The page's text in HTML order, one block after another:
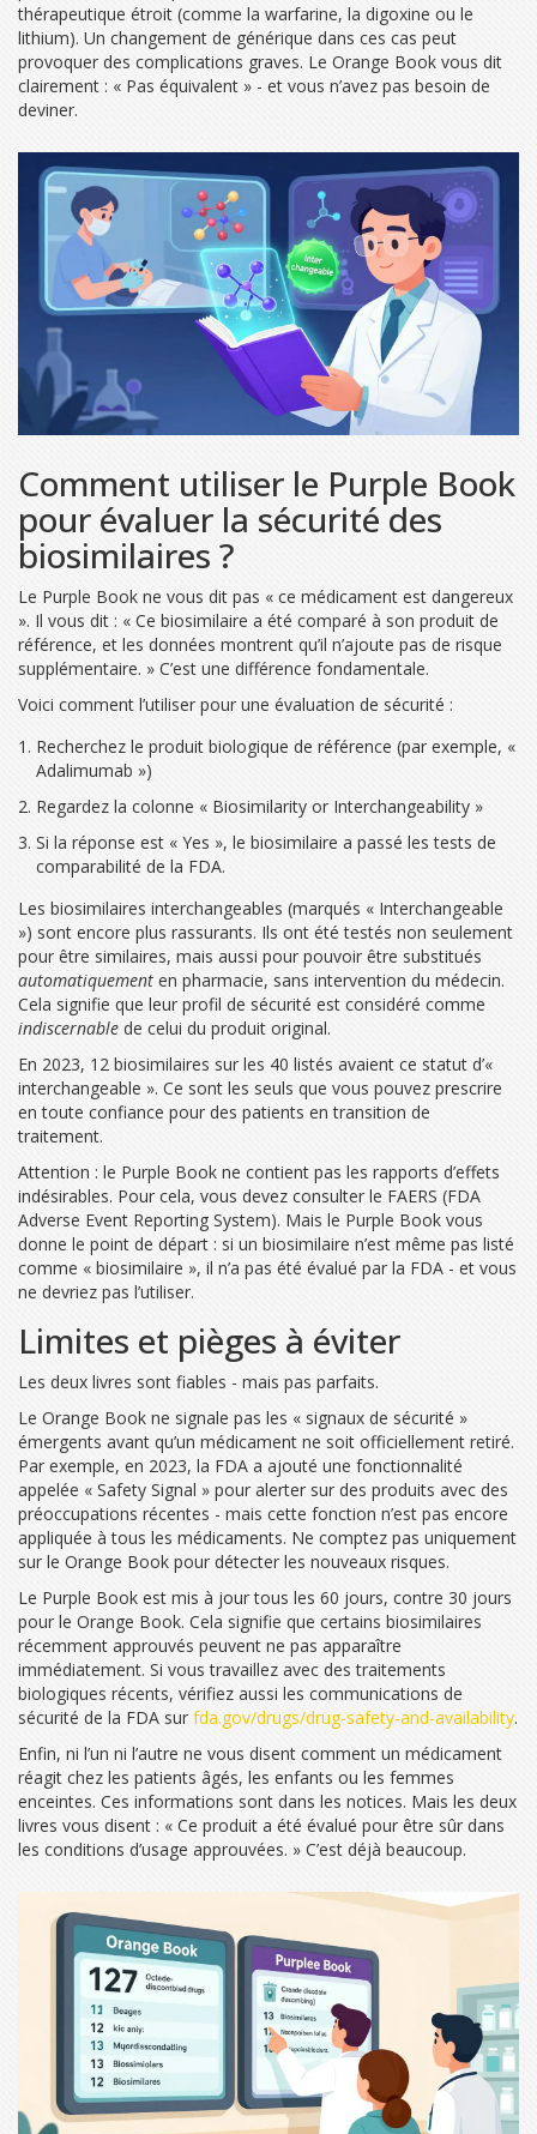
thérapeutique étroit (comme la warfarine, la digoxine ou le
lithium). Un changement de générique dans ces cas peut
provoquer des complications graves. Le Orange Book vous dit
clairement : « Pas équivalent » - et vous n’avez pas besoin de
deviner.
Comment utiliser le Purple Book
pour évaluer la sécurité des
biosimilaires ?
Le Purple Book ne vous dit pas « ce médicament est dangereux
». Il vous dit : « Ce biosimilaire a été comparé à son produit de
référence, et les données montrent qu’il n’ajoute pas de risque
supplémentaire. » C’est une différence fondamentale.
Voici comment l’utiliser pour une évaluation de sécurité :
Recherchez le produit biologique de référence (par exemple, «
Adalimumab »)
Regardez la colonne « Biosimilarity or Interchangeability »
Si la réponse est « Yes », le biosimilaire a passé les tests de
comparabilité de la FDA.
Les biosimilaires interchangeables (marqués « Interchangeable
») sont encore plus rassurants. Ils ont été testés non seulement
pour être similaires, mais aussi pour pouvoir être substitués
automatiquement en pharmacie, sans intervention du médecin.
Cela signifie que leur profil de sécurité est considéré comme
indiscernable de celui du produit original.
En 2023, 12 biosimilaires sur les 40 listés avaient ce statut d’«
interchangeable ». Ce sont les seuls que vous pouvez prescrire
en toute confiance pour des patients en transition de
traitement.
Attention : le Purple Book ne contient pas les rapports d’effets
indésirables. Pour cela, vous devez consulter le FAERS (FDA
Adverse Event Reporting System). Mais le Purple Book vous
donne le point de départ : si un biosimilaire n’est même pas listé
comme « biosimilaire », il n’a pas été évalué par la FDA - et vous
ne devriez pas l’utiliser.
Limites et pièges à éviter
Les deux livres sont fiables - mais pas parfaits.
Le Orange Book ne signale pas les « signaux de sécurité »
émergents avant qu’un médicament ne soit officiellement retiré.
Par exemple, en 2023, la FDA a ajouté une fonctionnalité
appelée « Safety Signal » pour alerter sur des produits avec des
préoccupations récentes - mais cette fonction n’est pas encore
appliquée à tous les médicaments. Ne comptez pas uniquement
sur le Orange Book pour détecter les nouveaux risques.
Le Purple Book est mis à jour tous les 60 jours, contre 30 jours
pour le Orange Book. Cela signifie que certains biosimilaires
récemment approuvés peuvent ne pas apparaître
immédiatement. Si vous travaillez avec des traitements
biologiques récents, vérifiez aussi les communications de
sécurité de la FDA sur fda.gov/drugs/drug-safety-and-availability.
Enfin, ni l’un ni l’autre ne vous disent comment un médicament
réagit chez les patients âgés, les enfants ou les femmes
enceintes. Ces informations sont dans les notices. Mais les deux
livres vous disent : « Ce produit a été évalué pour être sûr dans
les conditions d’usage approuvées. » C’est déjà beaucoup.